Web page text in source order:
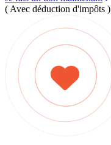
( Avec déduction d'impôts )